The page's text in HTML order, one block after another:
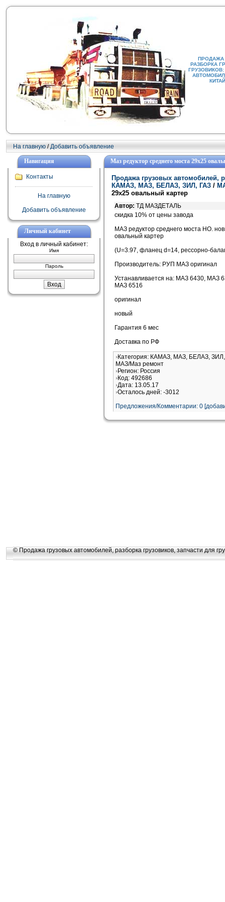
ПРОДАЖА
РАЗБОРКА
На главную /Добавить объявление
Навигация
Контакты
На главную
Добавить объявление
Личный кабинет
Вход в личный кабинет:
Имя
Пароль
Маз редуктор среднего моста 29х25
Продажа грузовых автомобилей,
КАМАЗ, МАЗ, БЕЛАЗ, ЗИЛ, ГАЗ /
29х25 овальный картер
Автор: ТД МАЗДЕТАЛЬ
скидка 10% от цены завода
МАЗ редуктор среднего моста НО.
овальный картер
(U=3.97, фланец d=14, рессорно-
Производитель: РУП МАЗ оригинал
Устанавливается на: МАЗ 6430, МАЗ
МАЗ 6516
оригинал
новый
Гарантия 6 мес
Доставка по РФ
Категория: КАМАЗ, МАЗ, БЕЛАЗ,
МАЗ/Маз ремонт
Регион: Россия
Код: 492686
Дата: 13.05.17
Осталось дней: -3012
Предложения/Комментарии: 0
© Продажа грузовых автомобилей, разборка грузовиков, запчасти для